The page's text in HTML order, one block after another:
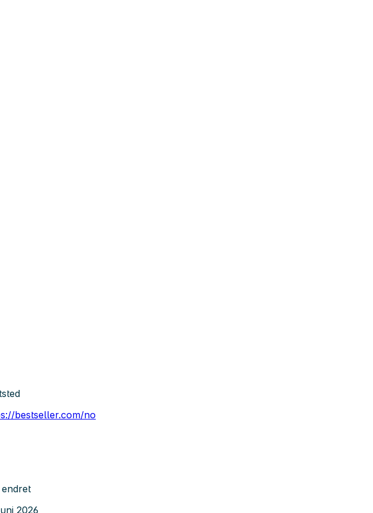
bestseller.com/no
endret
2026